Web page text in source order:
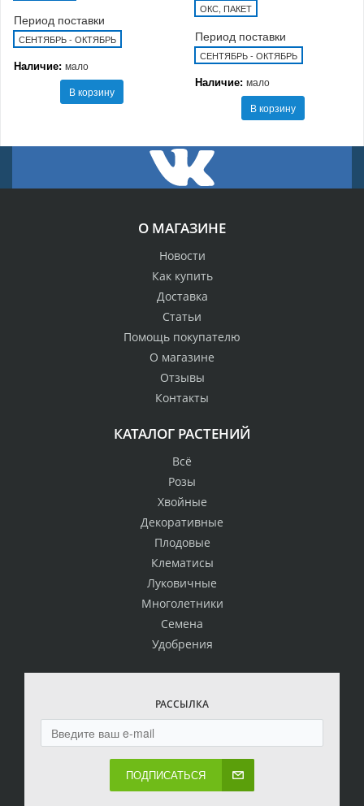
Период поставки
СЕНТЯБРЬ - ОКТЯБРЬ
Наличие: мало
В корзину
ОКС, ПАКЕТ
Период поставки
СЕНТЯБРЬ - ОКТЯБРЬ
Наличие: мало
В корзину
О МАГАЗИНЕ
Новости
Как купить
Доставка
Статьи
Помощь покупателю
О магазине
Отзывы
Контакты
КАТАЛОГ РАСТЕНИЙ
Всё
Розы
Хвойные
Декоративные
Плодовые
Клематисы
Луковичные
Многолетники
Семена
Удобрения
РАССЫЛКА
ПОДПИСАТЬСЯ